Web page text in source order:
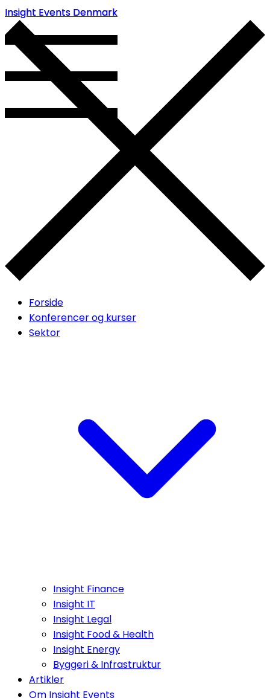
Insight Events Denmark
Insight Events Denmark
Forside
Konferencer og kurser
Sektor
Insight Finance
Insight IT
Insight Legal
Insight Food & Health
Insight Energy
Byggeri & Infrastruktur
Artikler
Om Insight Events